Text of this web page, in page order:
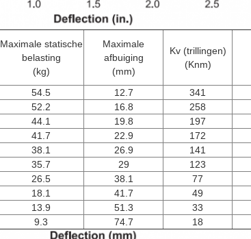
Maximale statische
belasting
(kg)
Maximale
afbuiging
(mm)
Kv (trillingen)
(Knm)
54.5 12.7 341
52.2 16.8 258
44.1 19.8 197
41.7 22.9 172
38.1 26.9 141
35.7 29 123
26.5 38.1 77
18.1 41.7 49
13.9 51.3 33
9.3 74.7 18